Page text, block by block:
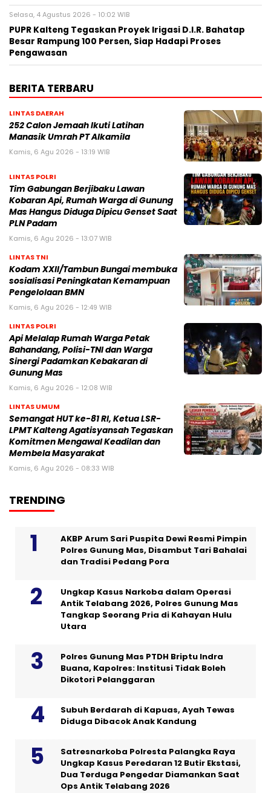
Selasa, 4 Agustus 2026 - 10:02 WIB
PUPR Kalteng Tegaskan Proyek Irigasi D.I.R. Bahatap
Besar Rampung 100 Persen, Siap Hadapi Proses
Pengawasan
BERITA TERBARU
LINTAS DAERAH
252 Calon Jemaah Ikuti Latihan
Manasik Umrah PT Alkamila
Kamis, 6 Agu 2026 - 13:19 WIB
LINTAS POLRI
Tim Gabungan Berjibaku Lawan
Kobaran Api, Rumah Warga di Gunung
Mas Hangus Diduga Dipicu Genset Saat
PLN Padam
Kamis, 6 Agu 2026 - 13:07 WIB
LINTAS TNI
Kodam XXII/Tambun Bungai membuka
sosialisasi Peningkatan Kemampuan
Pengelolaan BMN
Kamis, 6 Agu 2026 - 12:49 WIB
LINTAS POLRI
Api Melalap Rumah Warga Petak
Bahandang, Polisi-TNI dan Warga
Sinergi Padamkan Kebakaran di
Gunung Mas
Kamis, 6 Agu 2026 - 12:08 WIB
LINTAS UMUM
Semangat HUT ke-81 RI, Ketua LSR-
LPMT Kalteng Agatisyansah Tegaskan
Komitmen Mengawal Keadilan dan
Membela Masyarakat
Kamis, 6 Agu 2026 - 08:33 WIB
TRENDING
AKBP Arum Sari Puspita Dewi Resmi Pimpin
Polres Gunung Mas, Disambut Tari Bahalai
dan Tradisi Pedang Pora
Ungkap Kasus Narkoba dalam Operasi
Antik Telabang 2026, Polres Gunung Mas
Tangkap Seorang Pria di Kahayan Hulu
Utara
Polres Gunung Mas PTDH Briptu Indra
Buana, Kapolres: Institusi Tidak Boleh
Dikotori Pelanggaran
Subuh Berdarah di Kapuas, Ayah Tewas
Diduga Dibacok Anak Kandung
Satresnarkoba Polresta Palangka Raya
Ungkap Kasus Peredaran 12 Butir Ekstasi,
Dua Terduga Pengedar Diamankan Saat
Ops Antik Telabang 2026